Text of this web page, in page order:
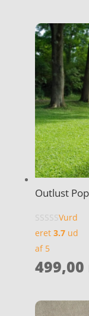
Outlust
Vurd
eret 3.7ud
af 5
499,00